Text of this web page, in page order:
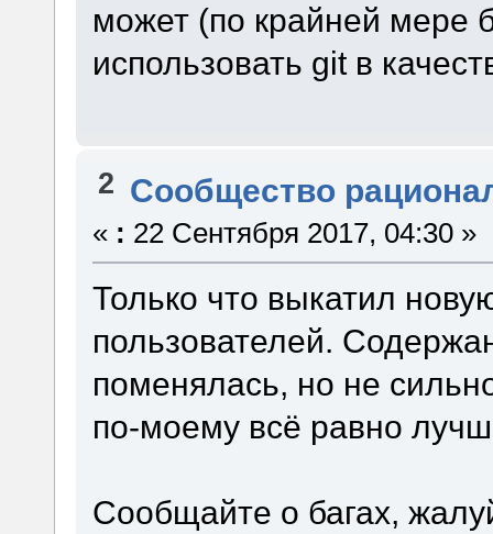
может (по крайней мере
использовать git в
2 Сообщество
« : 22 Сентября 2017, 04:30 »
Только что выкатил
пользователей.
поменялась, но не
по-моему всё равно
Сообщайте о багах,